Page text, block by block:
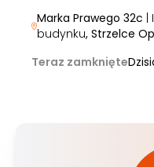
Marka Prawego 32c
budynku, Strzelce
Teraz zamknięte